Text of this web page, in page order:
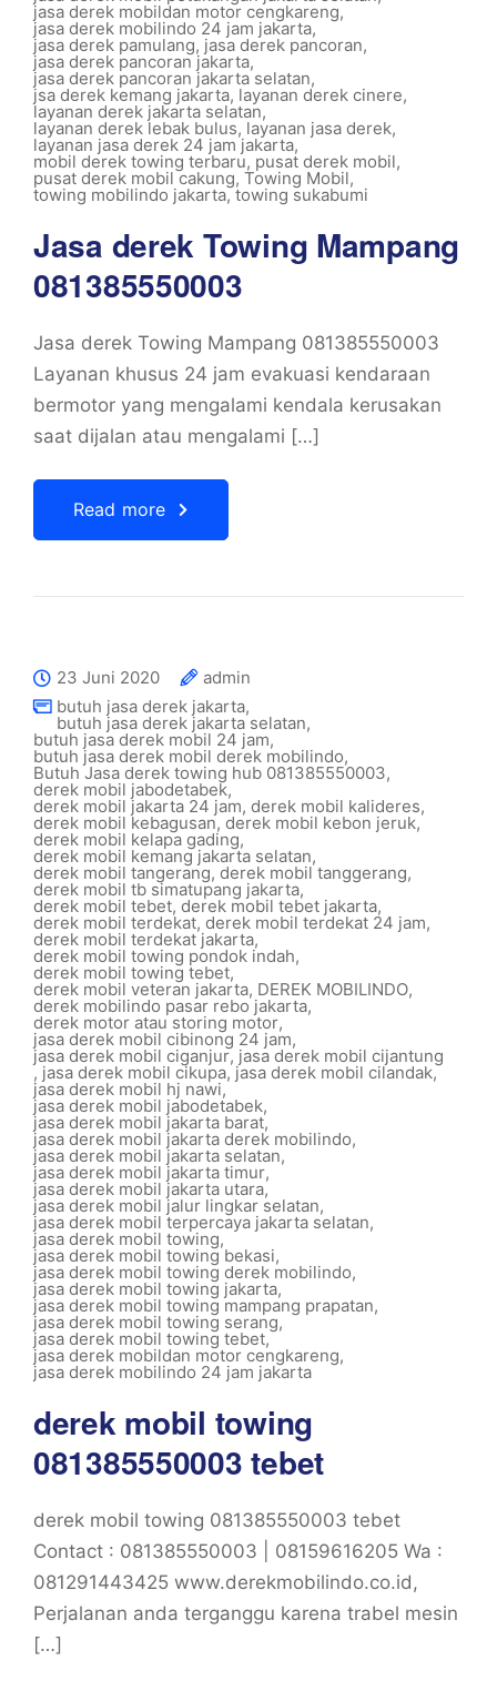
jasa derek mobildan motor cengkareng,
jasa derek mobilindo 24 jam jakarta,
jasa derek pamulang, jasa derek pancoran,
jasa derek pancoran jakarta,
jasa derek pancoran jakarta selatan,
jsa derek kemang jakarta, layanan derek cinere,
layanan derek jakarta selatan,
layanan derek lebak bulus, layanan jasa derek,
layanan jasa derek 24 jam jakarta,
mobil derek towing terbaru, pusat derek mobil,
pusat derek mobil cakung, Towing Mobil,
towing mobilindo jakarta,towing sukabumi
Jasa derek Towing Mampang
081385550003
Jasa derek Towing Mampang 081385550003
Layanan khusus 24 jam evakuasi kendaraan
bermotor yang mengalami kendala kerusakan
saat dijalan atau mengalami […]
Read more
23 Juni 2020
admin
butuh jasa derek jakarta,
butuh jasa derek jakarta selatan,
butuh jasa derek mobil 24 jam,
butuh jasa derek mobil derek mobilindo,
Butuh Jasa derek towing hub 081385550003,
derek mobil jabodetabek,
derek mobil jakarta 24 jam, derek mobil kalideres,
derek mobil kebagusan, derek mobil kebon jeruk,
derek mobil kelapa gading,
derek mobil kemang jakarta selatan,
derek mobil tangerang, derek mobil tanggerang,
derek mobil tb simatupang jakarta,
derek mobil tebet, derek mobil tebet jakarta,
derek mobil terdekat, derek mobil terdekat 24 jam,
derek mobil terdekat jakarta,
derek mobil towing pondok indah,
derek mobil towing tebet,
derek mobil veteran jakarta, DEREK MOBILINDO,
derek mobilindo pasar rebo jakarta,
derek motor atau storing motor,
jasa derek mobil cibinong 24 jam,
jasa derek mobil ciganjur, jasa derek mobil cijantung
, jasa derek mobil cikupa, jasa derek mobil cilandak,
jasa derek mobil hj nawi,
jasa derek mobil jabodetabek,
jasa derek mobil jakarta barat,
jasa derek mobil jakarta derek mobilindo,
jasa derek mobil jakarta selatan,
jasa derek mobil jakarta timur,
jasa derek mobil jakarta utara,
jasa derek mobil jalur lingkar selatan,
jasa derek mobil terpercaya jakarta selatan,
jasa derek mobil towing,
jasa derek mobil towing bekasi,
jasa derek mobil towing derek mobilindo,
jasa derek mobil towing jakarta,
jasa derek mobil towing mampang prapatan,
jasa derek mobil towing serang,
jasa derek mobil towing tebet,
jasa derek mobildan motor cengkareng,
jasa derek mobilindo 24 jam jakarta
derek mobil towing
081385550003 tebet
derek mobil towing 081385550003 tebet
Contact : 081385550003 | 08159616205 Wa :
081291443425 www.derekmobilindo.co.id,
Perjalanan anda terganggu karena trabel mesin
[…]